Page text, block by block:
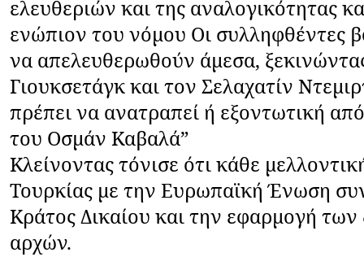
ελευθεριών και της αναλογικότητας
ενώπιον του νόμου Οι συλληφθέντες
να απελευθερωθούν άμεσα,
Γιουκσετάγκ και τον Σελαχατίν
πρέπει να ανατραπεί ή εξοντωτική
του Οσμάν Καβαλά”
Κλείνοντας τόνισε ότι κάθε
Τουρκίας με την Ευρωπαϊκή Ένωση
Κράτος Δικαίου και την εφαρμογή
αρχών.